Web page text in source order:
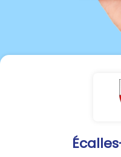
La Mairie